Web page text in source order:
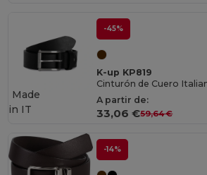
-45%
K-up KP819
Cinturón de Cuero
A partir de:
33,06 €59,64 €
Made
in IT
-14%